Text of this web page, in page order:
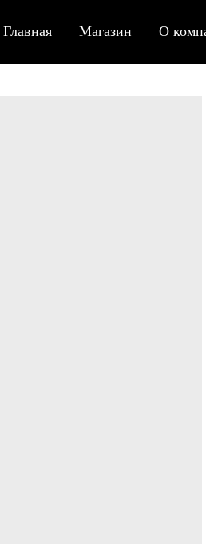
Главная Магазин О